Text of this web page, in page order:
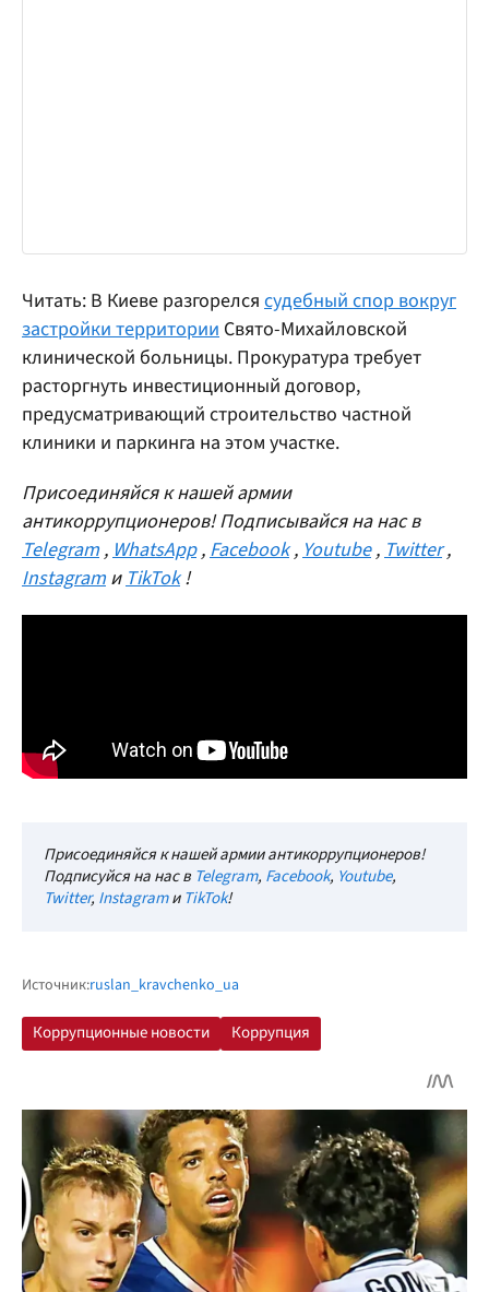
Читать: В Киеве разгорелся судебный спор вокруг
застройки территории Свято-Михайловской
клинической больницы. Прокуратура требует
расторгнуть инвестиционный договор,
предусматривающий строительство частной
клиники и паркинга на этом участке.
Присоединяйся к нашей армии
антикоррупционеров! Подписывайся на нас в
Telegram ,WhatsApp ,Facebook ,Youtube ,Twitter ,
Instagram иTikTok !
Присоединяйся к нашей армии антикоррупционеров!
Подписуйся на нас в Telegram, Facebook, Youtube,
Twitter, InstagramиTikTok!
Источник:ruslan_kravchenko_ua
Коррупционные новости Коррупция